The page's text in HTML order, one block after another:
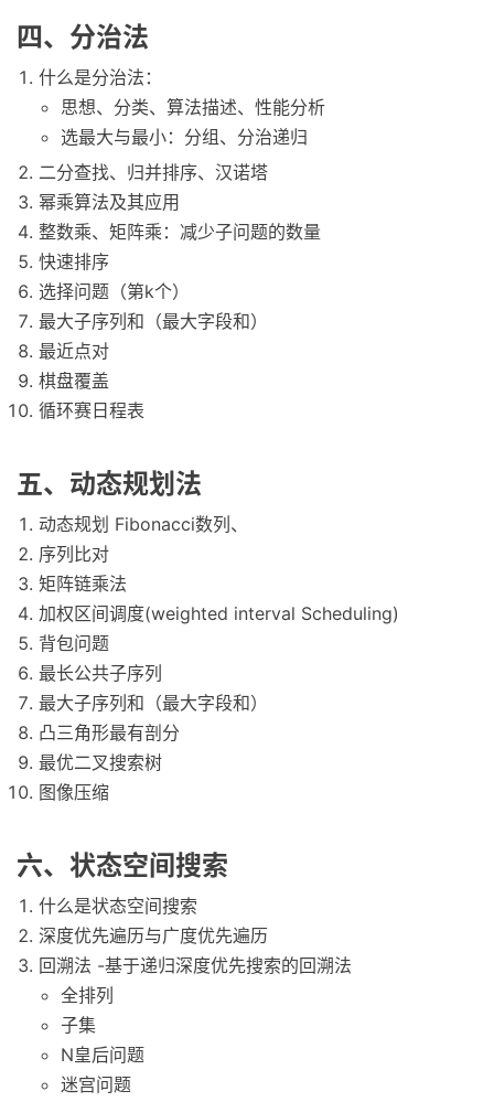
四、分治法
什么是分治法：
思想、分类、算法描述、性能分析
选最大与最小：分组、分治递归
二分查找、归并排序、汉诺塔
幂乘算法及其应用
整数乘、矩阵乘：减少子问题的数量
快速排序
选择问题（第k个）
最大子序列和（最大字段和）
最近点对
棋盘覆盖
循环赛日程表
五、动态规划法
动态规划 Fibonacci数列、
序列比对
矩阵链乘法
加权区间调度(weighted interval Scheduling)
背包问题
最长公共子序列
最大子序列和（最大字段和）
凸三角形最有剖分
最优二叉搜索树
图像压缩
六、状态空间搜索
什么是状态空间搜索
深度优先遍历与广度优先遍历
回溯法 -基于递归深度优先搜索的回溯法
全排列
子集
N皇后问题
迷宫问题